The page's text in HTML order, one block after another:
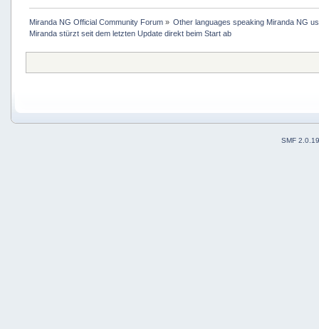
Miranda NG Official Community Forum» Other languages speaking Miranda NG
Miranda stürzt seit dem letzten Update direkt beim Start ab
SMF 2.0.19